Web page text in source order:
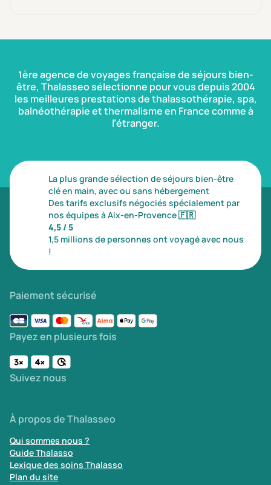
1ère agence de voyages française de séjours bien-
être, Thalasseo sélectionne pour vous depuis 2004
les meilleures prestations de thalassothérapie, spa,
balnéothérapie et thermalisme en France comme à
l’étranger.
La plus grande sélection de séjours bien-être
clé en main, avec ou sans hébergement
Des tarifs exclusifs négociés spécialement par
nos équipes à Aix-en-Provence🇫🇷
4,5 / 5
1,5 millions de personnes ont voyagé avec nous
!
Paiement sécurisé
Payez en plusieurs fois
Suivez nous
À propos de Thalasseo
Qui sommes nous ?
Guide Thalasso
Lexique des soins Thalasso
Plan du site